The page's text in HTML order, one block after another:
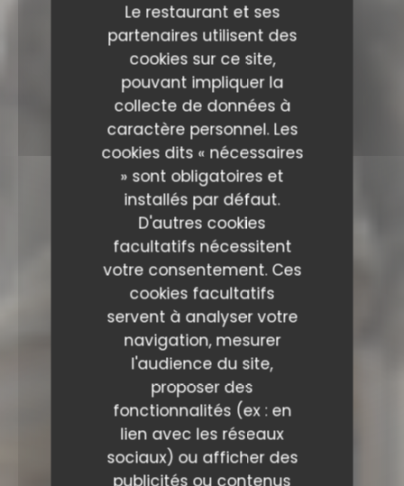
Le restaurant et ses
partenaires utilisent des
cookies sur ce site,
pouvant impliquer la
collecte de données à
caractère personnel. Les
cookies dits « nécessaires
» sont obligatoires et
installés par défaut.
D'autres cookies
facultatifs nécessitent
votre consentement. Ces
cookies facultatifs
servent à analyser votre
navigation, mesurer
l'audience du site,
proposer des
fonctionnalités (ex : en
lien avec les réseaux
sociaux) ou afficher des
publicités ou contenus